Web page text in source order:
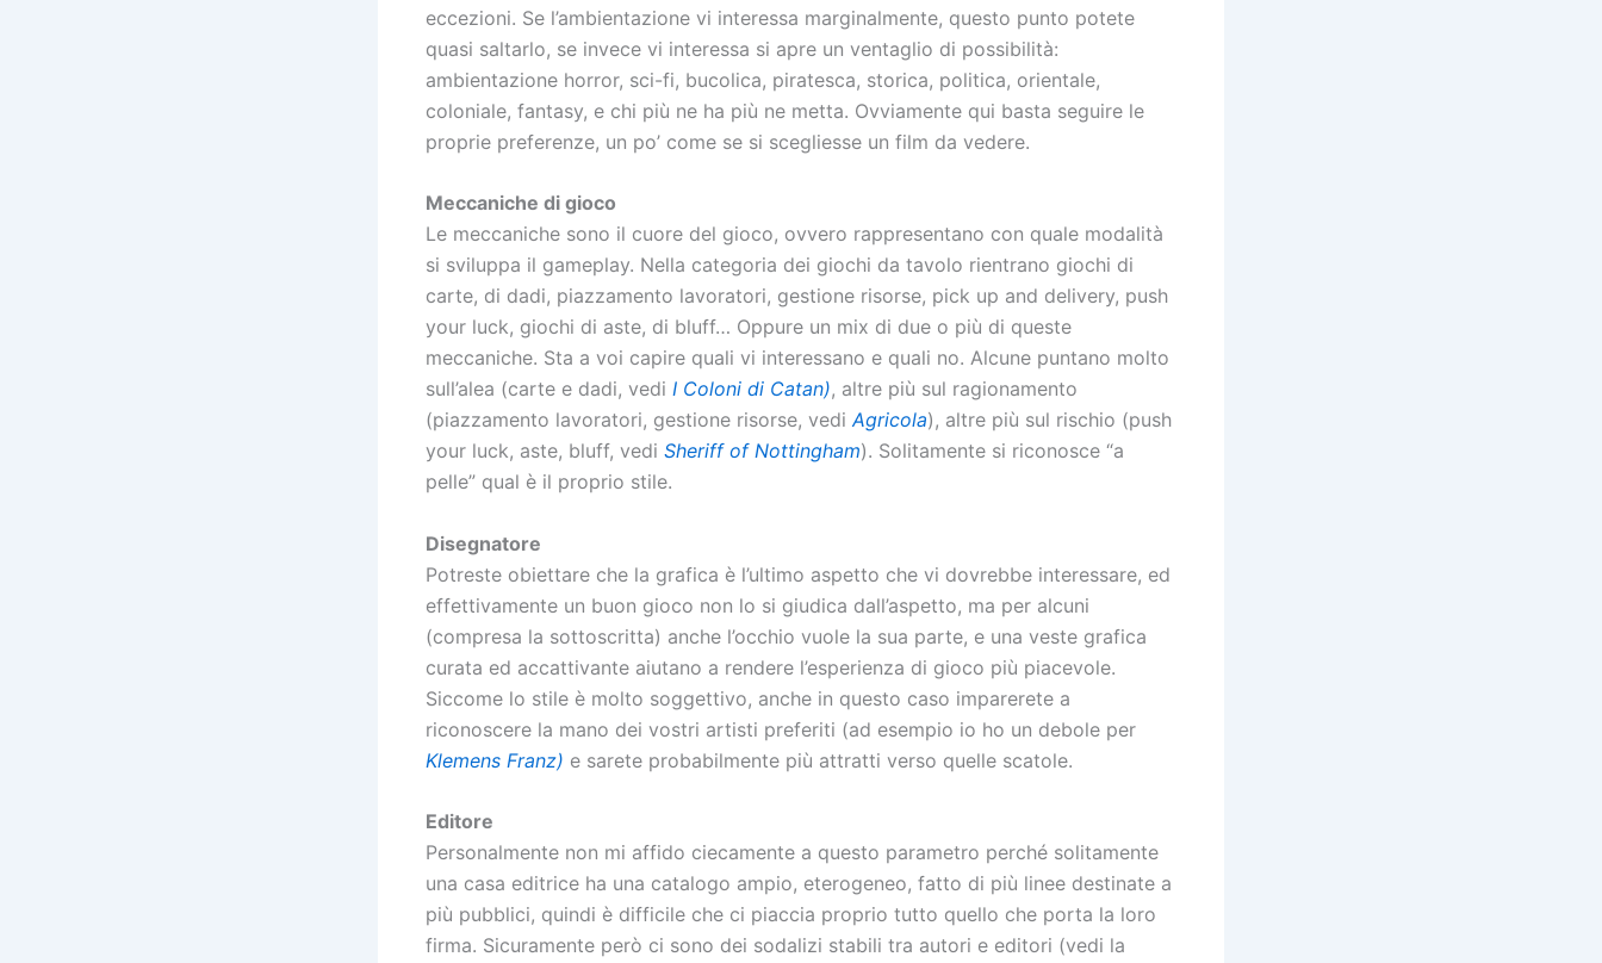
eccezioni. Se l’ambientazione vi interessa marginalmente, questo punto potete
quasi saltarlo, se invece vi interessa si apre un ventaglio di possibilità:
ambientazione horror, sci-fi, bucolica, piratesca, storica, politica, orientale,
coloniale, fantasy, e chi più ne ha più ne metta. Ovviamente qui basta seguire le
proprie preferenze, un po’ come se si scegliesse un film da vedere.
Meccaniche di gioco
Le meccaniche sono il cuore del gioco, ovvero rappresentano con quale modalità
si sviluppa il gameplay. Nella categoria dei giochi da tavolo rientrano giochi di
carte, di dadi, piazzamento lavoratori, gestione risorse, pick up and delivery, push
your luck, giochi di aste, di bluff… Oppure un mix di due o più di queste
meccaniche. Sta a voi capire quali vi interessano e quali no. Alcune puntano molto
sull’alea (carte e dadi, vedi I Coloni di Catan), altre più sul ragionamento
(piazzamento lavoratori, gestione risorse, vediAgricola), altre più sul rischio (push
your luck, aste, bluff, vedi Sheriff of Nottingham). Solitamente si riconosce “a
pelle” qual è il proprio stile.
Disegnatore
Potreste obiettare che la grafica è l’ultimo aspetto che vi dovrebbe interessare, ed
effettivamente un buon gioco non lo si giudica dall’aspetto, ma per alcuni
(compresa la sottoscritta) anche l’occhio vuole la sua parte, e una veste grafica
curata ed accattivante aiutano a rendere l’esperienza di gioco più piacevole.
Siccome lo stile è molto soggettivo, anche in questo caso imparerete a
riconoscere la mano dei vostri artisti preferiti (ad esempio io ho un debole per
Klemens Franz) e sarete probabilmente più attratti verso quelle scatole.
Editore
Personalmente non mi affido ciecamente a questo parametro perché solitamente
una casa editrice ha una catalogo ampio, eterogeneo, fatto di più linee destinate a
più pubblici, quindi è difficile che ci piaccia proprio tutto quello che porta la loro
firma. Sicuramente però ci sono dei sodalizi stabili tra autori e editori (vedi la